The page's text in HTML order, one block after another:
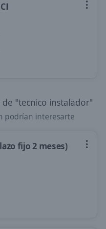
"tecnico instalador"
podrían interesarte
fijo 2 meses)